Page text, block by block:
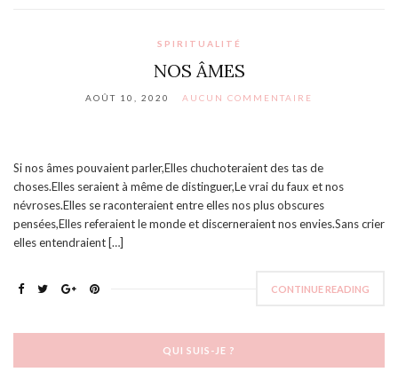
SPIRITUALITÉ
NOS ÂMES
AOÛT 10, 2020 AUCUN COMMENTAIRE
Si nos âmes pouvaient parler,Elles chuchoteraient des tas de
choses.Elles seraient à même de distinguer,Le vrai du faux et nos
névroses.Elles se raconteraient entre elles nos plus obscures
pensées,Elles referaient le monde et discerneraient nos envies.Sans crier
elles entendraient […]
CONTINUE READING
QUI SUIS-JE ?